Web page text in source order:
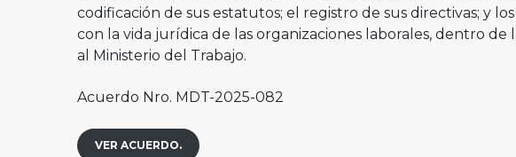
codificación de sus estatutos; el registro de sus directivas; y
con la vida jurídica de las organizaciones laborales, dentro de
al Ministerio del Trabajo.
Acuerdo Nro. MDT-2025-082
VER ACUERDO.